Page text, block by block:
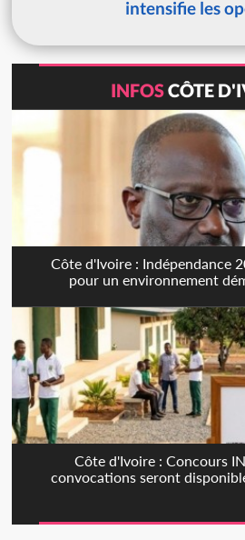
intensifie les
INFOSCÔTE
Côte d'Ivoire : Indépendance
pour un environnement
Côte d'Ivoire : Concours
convocations seront